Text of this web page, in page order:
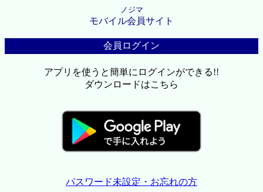
ノジマ
モバイル会員サイト
会員ログイン
アプリを使うと簡単にログインができる!!
ダウンロードはこちら
パスワード未設定・お忘れの方